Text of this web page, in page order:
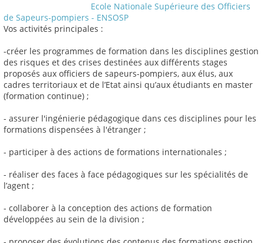
Ecole Nationale Supérieure des Officiers
de Sapeurs-pompiers - ENSOSP
Vos activités principales :
-créer les programmes de formation dans les disciplines gestion
des risques et des crises destinées aux différents stages
proposés aux officiers de sapeurs-pompiers, aux élus, aux
cadres territoriaux et de l’Etat ainsi qu’aux étudiants en master
(formation continue) ;
- assurer l'ingénierie pédagogique dans ces disciplines pour les
formations dispensées à l'étranger ;
- participer à des actions de formations internationales ;
- réaliser des faces à face pédagogiques sur les spécialités de
l’agent ;
- collaborer à la conception des actions de formation
développées au sein de la division ;